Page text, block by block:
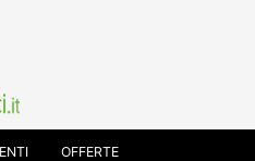
OFFERTE